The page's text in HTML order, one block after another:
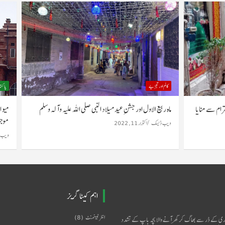
کالم اور تجزیے
ماہ ربیع الاول اور جشنِ عید میلاد النبی صلی
ﷺ آج انتہائی عقیدت واحترام سے منایا
کے ڈر سے بھاگ کر گھر آنے والا بچہ باپ کے تشدد
اہم کیٹا گریز
انٹرٹینمنٹ (8)